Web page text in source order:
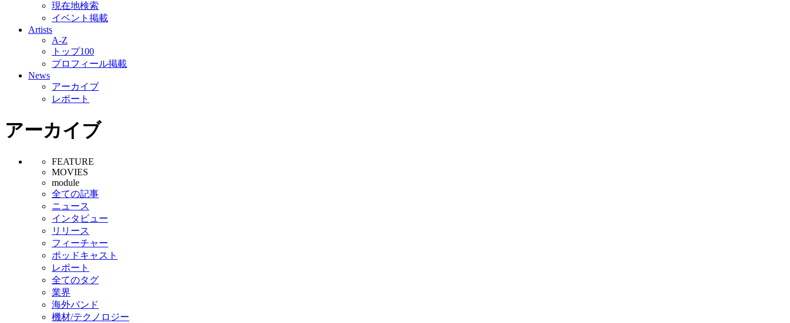
現在地検索
イベント掲載
Artists
A-Z
トップ100
プロフィール掲載
News
アーカイブ
レポート
アーカイブ
FEATURE
MOVIES
module
全ての記事
ニュース
インタビュー
リリース
フィーチャー
ポッドキャスト
レポート
全てのタグ
業界
海外バンド
機材/テクノロジー